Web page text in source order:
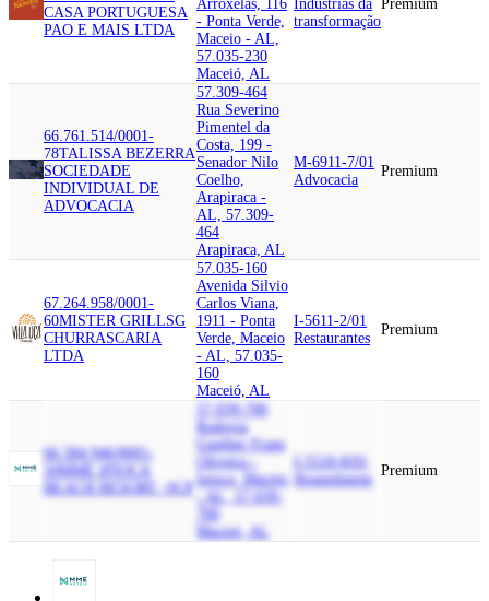
CASA PORTUGUESA
PAO E MAIS LTDA
Arroxelas, 116
- Ponta Verde,
Maceio - AL,
57.035-230
Maceió, AL
Indústrias da
transformação
Premium
66.761.514/0001-
78TALISSA BEZERRA
SOCIEDADE
INDIVIDUAL DE
ADVOCACIA
57.309-464
Rua Severino
Pimentel da
Costa, 199 -
Senador Nilo
Coelho,
Arapiraca -
AL, 57.309-
464
Arapiraca, AL
M-6911-7/01
Advocacia
Premium
67.264.958/0001-
60MISTER GRILLSG
CHURRASCARIA
LTDA
57.035-160
Avenida Silvio
Carlos Viana,
1911 - Ponta
Verde, Maceio
- AL, 57.035-
160
Maceió, AL
I-5611-2/01
Restaurantes
Premium
66.584.946/0001-
MME IPIOCA
BEACH RESORT -SCP
57.039-700
Rodovia
Gunther Frans
Oliveira -
Ipioca, Maceio
- AL, 57.039-
Maceió, AL
I-5510-8/01
Hospedagem
Premium